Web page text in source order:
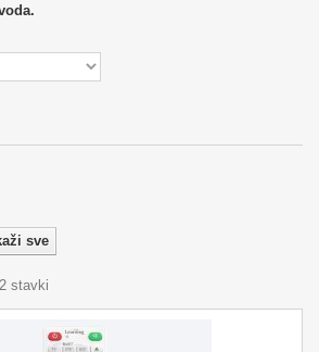
sve
stavki